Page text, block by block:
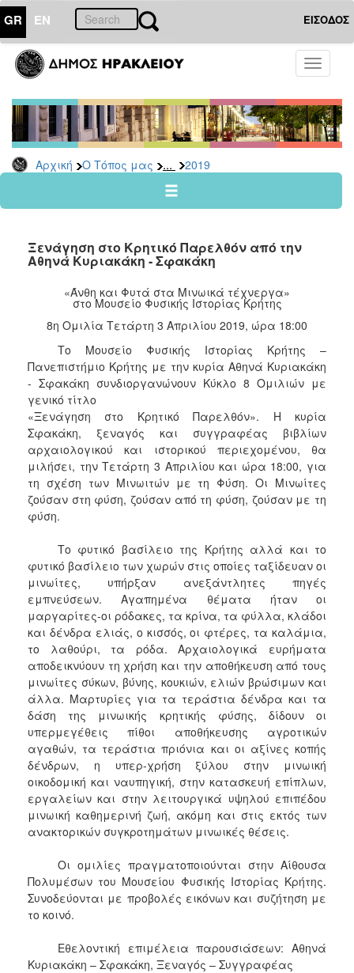
GR EN ΕΙΣΟΔΟΣ
Toggle
Αρχική Ο Τόπος μας ... 2019
ΤΟΠΟΣ
ΜΑΣ
Ανακοινώσεις
Αρχείο
2026
2024
2022
2020
2019
2018
2017
2016
2015
2012
2011
ΠΟΛΙΤΙΣΜΟΣ
ΑΝΘΕΚΤΙΚΗ
Ξενάγηση στο Κρητικό Παρελθόν από την
Αθηνά Κυριακάκη - Σφακάκη
«Άνθη και Φυτά στα Μινωικά τέχνεργα»
στο Μουσείο Φυσικής Ιστορίας Κρήτης
8η Ομιλία Τετάρτη 3 Απριλίου 2019, ώρα 18:00
Το Μουσείο Φυσικής Ιστορίας Κρήτης –
Πανεπιστήμιο Κρήτης με την κυρία Αθηνά Κυριακάκη
- Σφακάκη συνδιοργανώνουν Κύκλο 8 Ομιλιών με
γενικό τίτλο
«Ξενάγηση στο Κρητικό Παρελθόν». Η κυρία
Σφακάκη, ξεναγός και συγγραφέας βιβλίων
αρχαιολογικού και ιστορικού περιεχομένου, θα
μιλήσει, την Τετάρτη 3 Απριλίου και ώρα 18:00, για
τη σχέση των Μινωιτών με τη Φύση. Οι Μινωίτες
ζούσαν στη φύση, ζούσαν από τη φύση, ζούσαν με τη
φύση.
Το φυτικό βασίλειο της Κρήτης αλλά και το
φυτικό βασίλειο των χωρών στις οποίες ταξίδευαν οι
μινωίτες, υπήρξαν ανεξάντλητες πηγές
εμπνεύσεων. Αγαπημένα θέματα ήταν οι
μαργαρίτες-οι ρόδακες, τα κρίνα, τα φύλλα, κλάδοι
και δένδρα ελιάς, ο κισσός, οι φτέρες, τα καλάμια,
το λαθούρι, τα ρόδα. Αρχαιολογικά ευρήματα
αποδεικνύουν τη χρήση και την αποθήκευση από τους
μινωίτες σύκων, βύνης, κουκιών, ελιών βρώσιμων και
άλλα. Μαρτυρίες για τα τεράστια δένδρα και τα
δάση της μινωικής κρητικής φύσης, δίδουν οι
υπερμεγέθεις πίθοι αποθήκευσης αγροτικών
αγαθών, τα τεράστια πριόνια και οι αξίνες κοπής
δένδρων, η υπερ-χρήση ξύλου στην μινωική
οικοδομική και ναυπηγική, στην κατασκευή επίπλων,
εργαλείων και στην λειτουργικά υψηλού επιπέδου
μινωική καθημερινή ζωή, ακόμη και στις εκτός των
ανακτορικών συγκροτημάτων μινωικές θέσεις.
Οι ομιλίες πραγματοποιούνται στην Αίθουσα
Πολυμέσων του Μουσείου Φυσικής Ιστορίας Κρήτης.
Συνοδεύονται με προβολές εικόνων και συζήτηση με
το κοινό.
Εθελοντική επιμέλεια παρουσιάσεων: Αθηνά
Κυριακάκη – Σφακάκη, Ξεναγός – Συγγραφέας